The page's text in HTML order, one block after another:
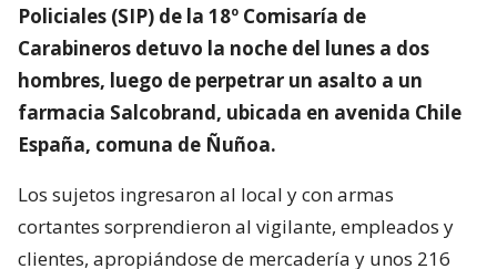
Policiales (SIP) de la 18º Comisaría de
Carabineros detuvo la noche del lunes a dos
hombres, luego de perpetrar un asalto a un
farmacia Salcobrand, ubicada en avenida Chile
España, comuna de Ñuñoa.
Los sujetos ingresaron al local y con armas
cortantes sorprendieron al vigilante, empleados y
clientes, apropiándose de mercadería y unos 216